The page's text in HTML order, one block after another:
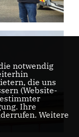
notwendig
die uns
(Website-
Ihre
Weitere